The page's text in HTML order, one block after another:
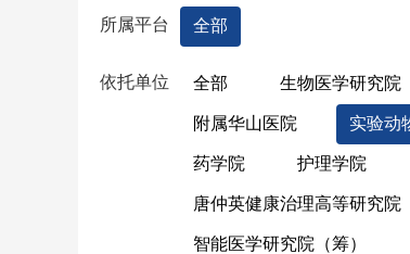
所属平台 全部
依托单位 全部 生物医学研究院
附属华山医院 实验动
药学院 护理学院
唐仲英健康治理高等研究院
智能医学研究院（筹）